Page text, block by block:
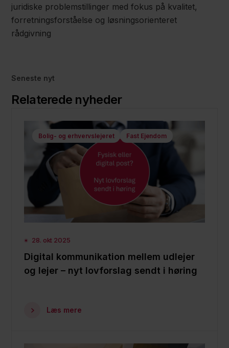
juridiske problemstillinger med fokus på kvalitet,
forretningsforståelse og løsningsorienteret
rådgivning
Seneste nyt
Relaterede nyheder
Bolig- og erhvervslejeret Fast Ejendom
28. okt 2025
Digital kommunikation mellem udlejer
og lejer – nyt lovforslag sendt i høring
Læs mere